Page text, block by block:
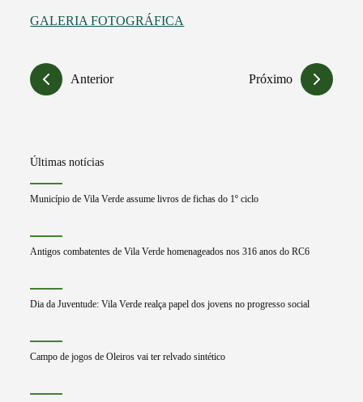
GALERIA FOTOGRÁFICA
Anterior Próximo
Últimas notícias
Município de Vila Verde assume livros de fichas do 1º ciclo
Antigos combatentes de Vila Verde homenageados nos 316 anos do RC6
Dia da Juventude: Vila Verde realça papel dos jovens no progresso social
Campo de jogos de Oleiros vai ter relvado sintético